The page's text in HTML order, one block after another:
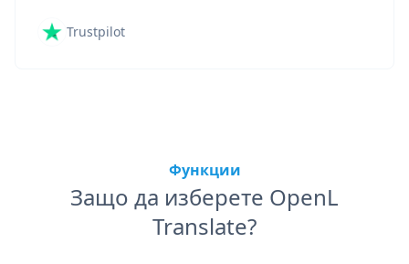
Trustpilot
Функции
Защо да изберете OpenL
Translate?